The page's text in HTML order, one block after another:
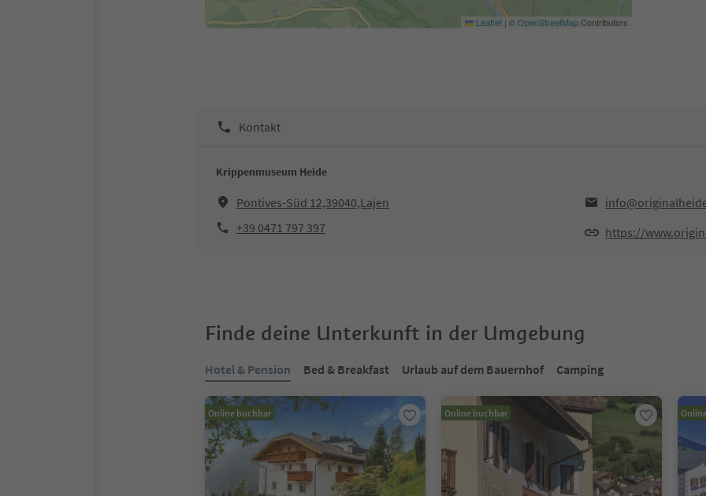
Leaflet | ©OpenStreetMapContributors
Kontakt
Krippenmuseum Heide
Pontives-Süd 12,39040,Lajen
+39 0471 797 397
https://
Finde deine Unterkunft in der Umgebung
Hotel & Pension Bed & Breakfast Urlaub auf dem Bauernhof Camping
Online buchbar Online buchbar